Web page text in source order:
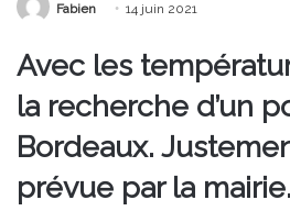
Fabien 14 juin 2021
Avec les
la recherche d’un
Bordeaux.
prévue par la mairie.